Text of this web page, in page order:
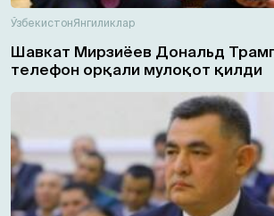
ЎзбекистонЯнгиликлар
Шавкат Мирзиёев Дональд
телефон орқали мулоқот қилди